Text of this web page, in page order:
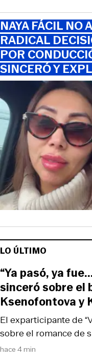
NAYA FÁCIL NO
RADICAL
POR
SINCERÓ Y
LO ÚLTIMO
hace 4 min
El exparticipante de
sobre el romance de
“Ya pasó, ya
sinceró sobre el
Ksenofontova y